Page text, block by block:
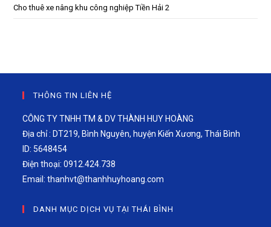
Cho thuê xe nâng khu công nghiệp Tiền Hải 2
THÔNG TIN LIÊN HỆ
CÔNG TY TNHH TM & DV THÀNH HUY HOÀNG
Địa chỉ : DT219, Bình Nguyên, huyện Kiến Xương, Thái Bình
ID: 5648454
Điện thoại: 0912.424.738
Email:thanhvt@thanhhuyhoang.com
DANH MỤC DỊCH VỤ TẠI THÁI BÌNH